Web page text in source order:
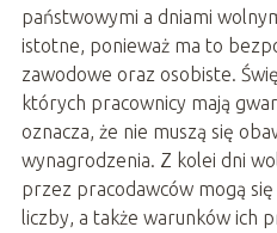
państwowymi a dniami
istotne, ponieważ ma to
zawodowe oraz osobiste.
których pracownicy mają
oznacza, że nie muszą się
wynagrodzenia. Z kolei dni
przez pracodawców mogą
liczby, a także warunków ich